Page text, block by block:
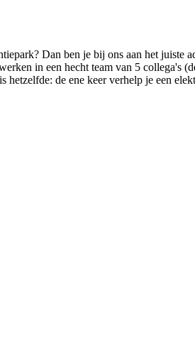
Dan ben je bij ons aan het
in een hecht team van 5 collega's
de ene keer verhelp je een